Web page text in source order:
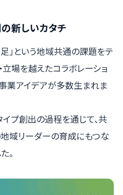
新しいカタチ
」という地域共通の課題をテ
立場を越えたコラボレーショ
業アイデアが多数生まれま
イプ創出の過程を通じて、共
域リーダーの育成にもつな
。